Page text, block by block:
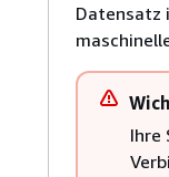
Datensatz
Ihre